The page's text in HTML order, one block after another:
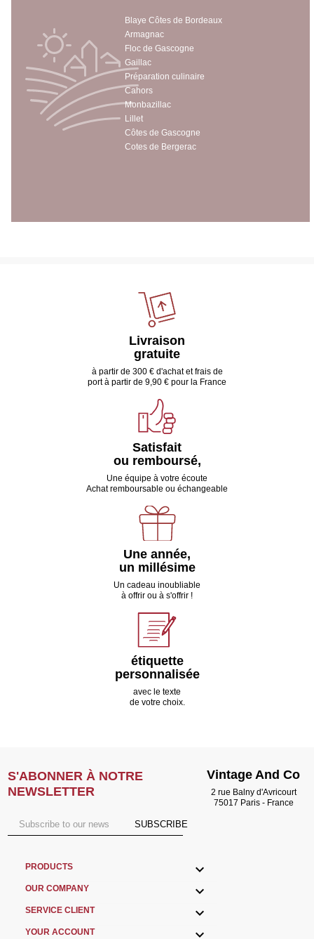
Blaye Côtes de Bordeaux
Armagnac
Floc de Gascogne
Gaillac
Préparation culinaire
Cahors
Monbazillac
Lillet
Côtes de Gascogne
Cotes de Bergerac
Livraison
gratuite
à partir de 300 € d'achat et frais de
port à partir de 9,90 € pour la France
Satisfait
ou remboursé,
Une équipe à votre écoute
Achat remboursable ou échangeable
Une année,
un millésime
Un cadeau inoubliable
à offrir ou à s'offrir !
étiquette
personnalisée
avec le texte
de votre choix.
S'ABONNER À NOTRE
NEWSLETTER
SUBSCRIBE
PRODUCTS 
OUR COMPANY 
SERVICE CLIENT 
YOUR ACCOUNT 
Vintage And Co
2 rue Balny d'Avricourt
75017 Paris - France